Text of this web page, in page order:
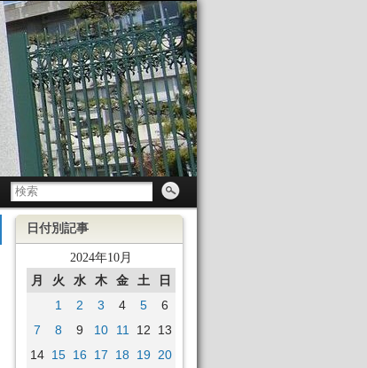
日付別記事
2024年10月
月 火 水 木 金 土
日
1
2 3 4 5
6
7
8 9 10 11 12
13
14 15 16 17 18 19 20